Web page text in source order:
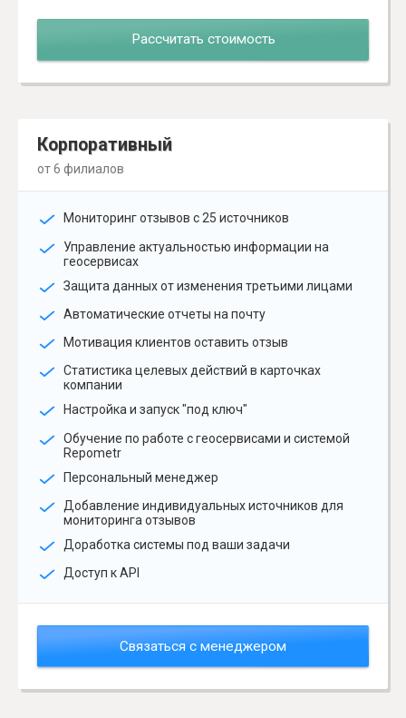
Рассчитать стоимость
Корпоративный
от 6 филиалов
Мониторинг отзывов с 25 источников
Управление актуальностью информации на
геосервисах
Защита данных от изменения третьими лицами
Автоматические отчеты на почту
Мотивация клиентов оставить отзыв
Статистика целевых действий в карточках
компании
Настройка и запуск "под ключ"
Обучение по работе с геосервисами и системой
Repometr
Персональный менеджер
Добавление индивидуальных источников для
мониторинга отзывов
Доработка системы под ваши задачи
Доступ к API
Связаться с менеджером